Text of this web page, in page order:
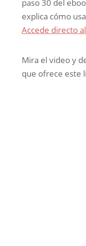
paso 30 del
explica cómo
Accede directo
Mira el video y
que ofrece este